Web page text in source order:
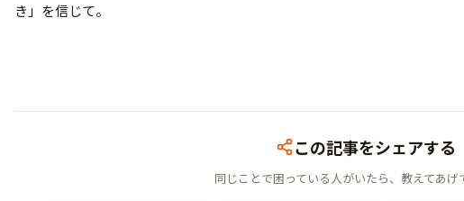
き」を信じて。
この記事をシェアする
同じことで困っている人がいたら、教えてあげ